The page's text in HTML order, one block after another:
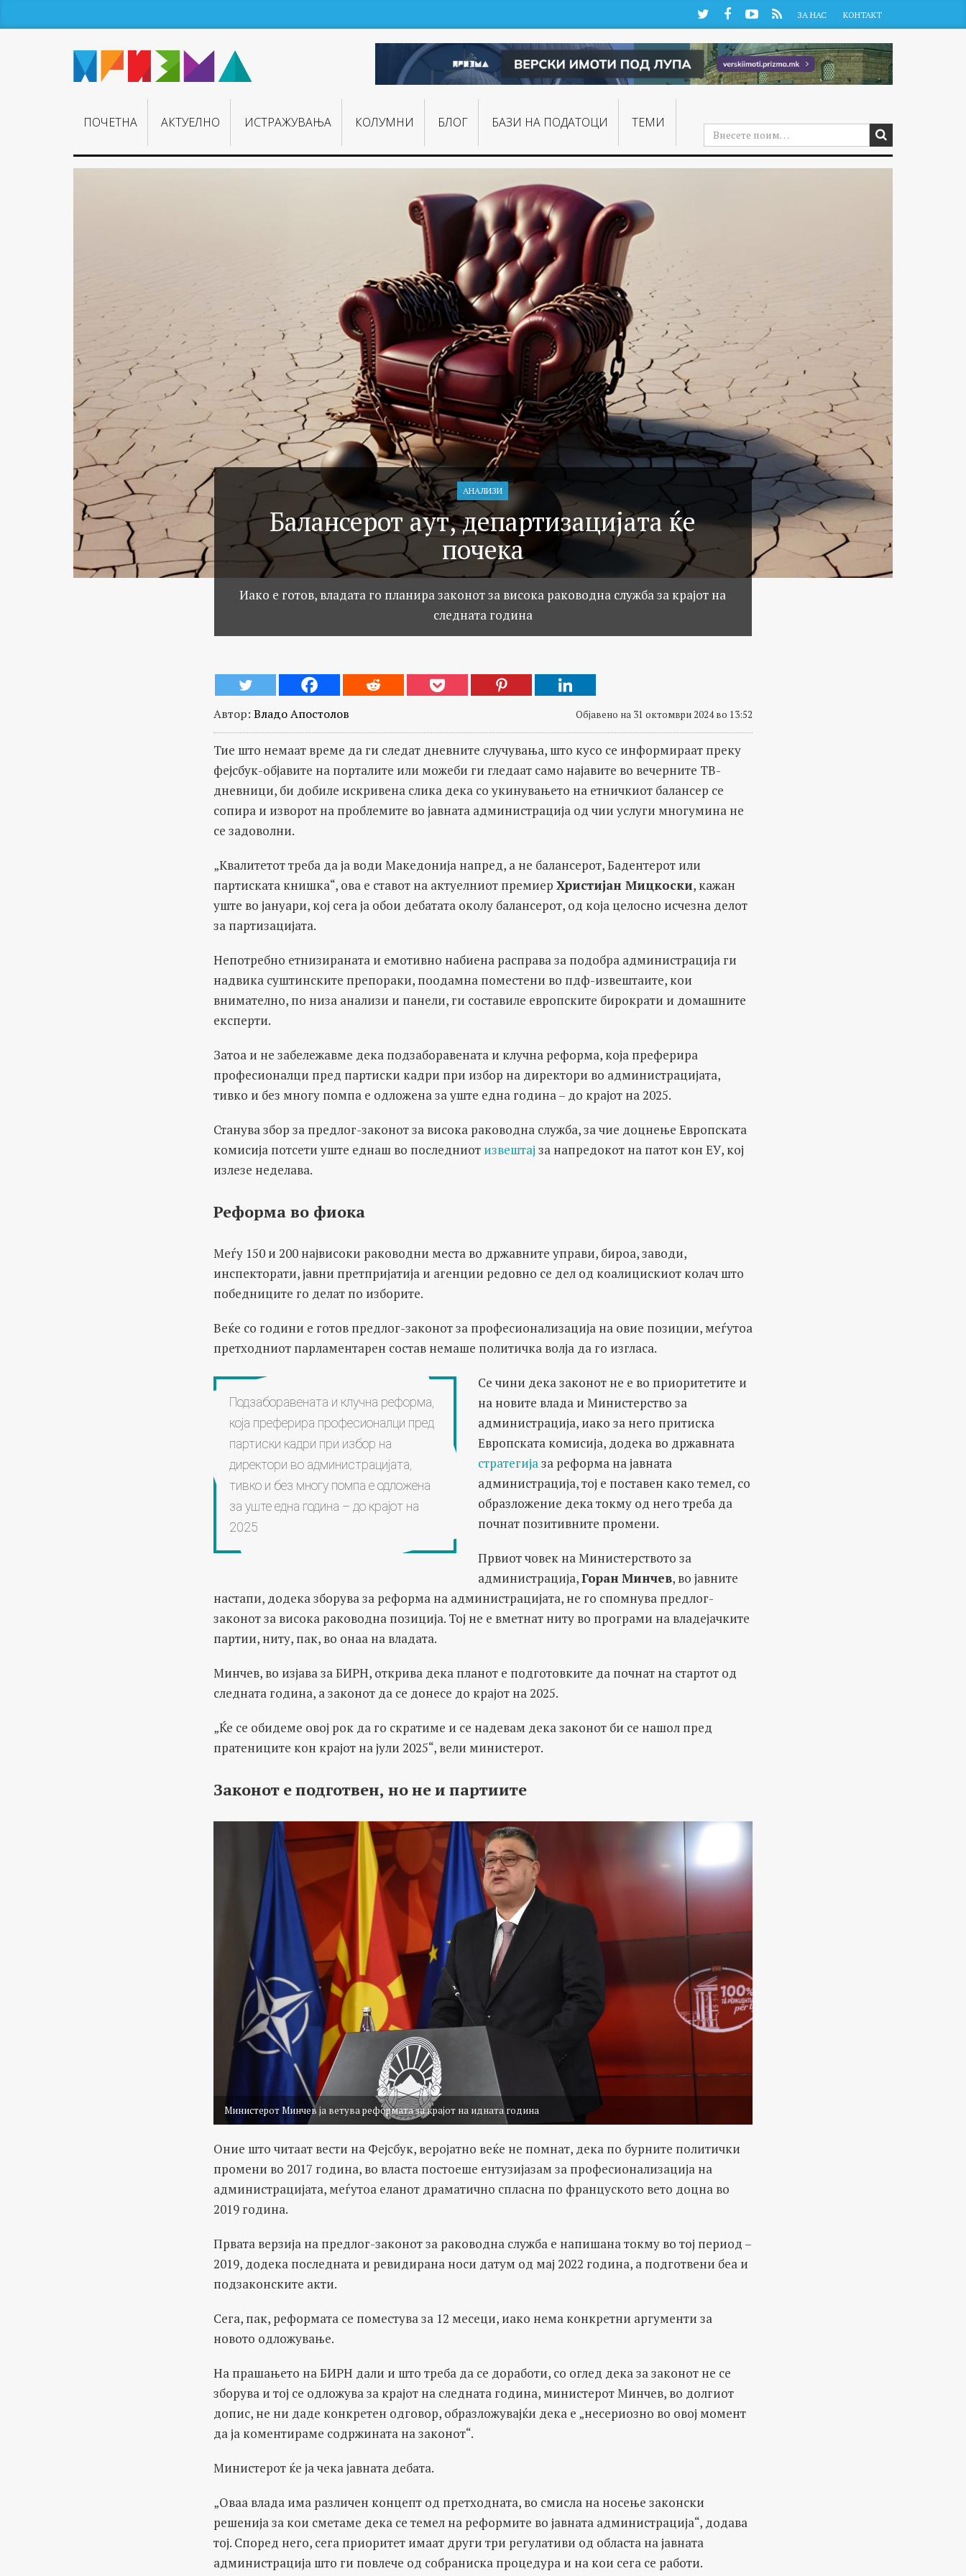
TwitterFacebookYouTube
RSS ЗА НАС КОНТАКТ
ПОЧЕТНА АКТУЕЛНО ИСТРАЖУВАЊA КОЛУМНИ БЛОГ БАЗИ НА ПОДАТОЦИ ТЕМИ
АНАЛИЗИ
Балансерот аут, департизацијата ќе
почека
Иако е готов, владата го планира законот за висока раководна служба за крајот на
следната година
Автор: Владо Апостолов Објавено на 31 октомври 2024 во 13:52
Тие што немаат време да ги следат дневните случувања, што кусо се информираат преку
фејсбук-објавите на порталите или можеби ги гледаат само најавите во вечерните ТВ-
дневници, би добиле искривена слика дека со укинувањето на етничкиот балансер се
сопира и изворот на проблемите во јавната администрација од чии услуги многумина не
се задоволни.
„Квалитетот треба да ја води Македонија напред, а не балансерот, Бадентерот или
партиската книшка“, ова е ставoт на актуелниот премиер Христијан Мицкоски, кажан
уште во јануари, кој сега ја обои дебатата околу балансерот, од која целосно исчезна делот
за партизацијата.
Непотребно етнизираната и емотивно набиена расправа за подобра администрација ги
надвика суштинските препораки, поодамна поместени во пдф-извештаите, кои
внимателно, по низа анализи и панели, ги составиле европските бирократи и домашните
експерти.
Затоа и не забележавме дека подзаборавената и клучна реформа, која преферира
професионалци пред партиски кадри при избор на директори во администрацијата,
тивко и без многу помпа е одложена за уште една година – до крајот на 2025.
Станува збор за предлог-законот за висока раководна служба, за чие доцнење Европската
комисија потсети уште еднаш во последниот извештај за напредокот на патот кон ЕУ, кој
излезе неделава.
Реформа во фиока
Меѓу 150 и 200 највисоки раководни места во државните управи, бироа, заводи,
инспекторати, јавни претпријатија и агенции редовно се дел од коалицискиот колач што
победниците го делат по изборите.
Веќе со години е готов предлог-законот за професионализација на овие позиции, меѓутоа
претходниот парламентарен состав немаше политичка волја да го изгласа.
Подзаборавената и клучна реформа,
која преферира професионалци пред
партиски кадри при избор на
директори во администрацијата,
тивко и без многу помпа е одложена
за уште една година – до крајот на
2025
Се чини дека законот не е во приоритетите и
на новите влада и Министерство за
администрација, иако за него притиска
Европската комисија, додека во државната
стратегијаза реформа на јавната
администрација, тој е поставен како темел, со
образложение дека токму од него треба да
почнат позитивните промени.
Првиот човек на Министерството за
администрација,Горан Минчев, во јавните
настапи, додека зборува за реформа на администрацијата, не го спомнува предлог-
законот за висока раководна позиција. Тој не е вметнат ниту во програми на владејачките
партии, ниту, пак, во онаа на владата.
Минчев, во изјава за БИРН, открива дека планот е подготовките да почнат на стартот од
следната година, а законот да се донесе до крајот на 2025.
„Ќе се обидеме овој рок да го скратиме и се надевам дека законот би се нашол пред
пратениците кон крајот на јули 2025“, вели министерот.
Законот еподготвен, нонеи партиите
Министерот Минчев ја ветува реформата за крајот на идната година
Оние што читаат вести на Фејсбук, веројатно веќе не помнат, дека по бурните политички
промени во 2017 година, во власта постоеше ентузијазам за професионализација на
администрацијата, меѓутоа еланот драматично спласна по француското вето доцна во
2019 година.
Првата верзија на предлог-законот за раководна служба е напишана токму во тој период –
2019, додека последната и ревидирана носи датум од мај 2022 година, а подготвени беа и
подзаконските акти.
Сега, пак, реформата се поместува за 12 месеци, иако нема конкретни аргументи за
новото одложување.
На прашањето на БИРН дали и што треба да се доработи, со оглед дека за законот не се
зборува и тој се одложува за крајот на следната година, министерот Минчев, во долгиот
допис, не ни даде конкретен одговор, образложувајќи дека е „несериозно во овој момент
да ја коментираме содржината на законот“.
Министерот ќе ја чека јавната дебата.
„Оваа влада има различен концепт од претходната, во смисла на носење законски
решенија за кои сметаме дека се темел на реформите во јавната администрација“, додава
тој. Според него, сега приоритет имаат други три регулативи од областа на јавната
администрација што ги повлече од собраниска процедура и на кои сега се работи.